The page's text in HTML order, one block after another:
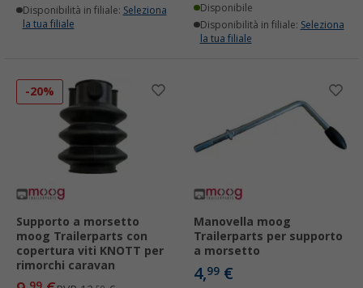
Disponibilità in filiale: Seleziona
la tua filiale
Disponibile
Disponibilità in filiale: Seleziona
la tua filiale
-20%
Supporto a morsetto
moog Trailerparts con
copertura viti KNOTT per
rimorchi caravan
Manovella moog
Trailerparts per supporto
a morsetto
4,99 €